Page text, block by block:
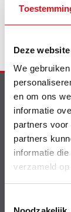
Deze
We
en om ons
informatie
partners
partners
informatie
verzameld
Nieuw op de
Shell
Delrue Cataloog
Bebat
Over